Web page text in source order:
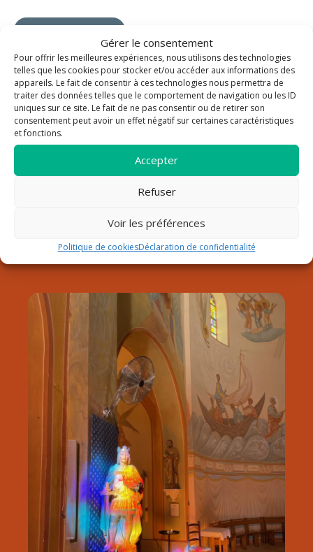
Gérer le consentement
Pour offrir les meilleures expériences, nous utilisons des technologies
telles que les cookies pour stocker et/ou accéder aux informations des
appareils. Le fait de consentir à ces technologies nous permettra de
traiter des données telles que le comportement de navigation ou les ID
uniques sur ce site. Le fait de ne pas consentir ou de retirer son
consentement peut avoir un effet négatif sur certaines caractéristiques
et fonctions.
Accepter
Refuser
Voir les préférences
Politique de cookiesDéclaration de confidentialité
La paroisse Saint Louis Roy
de France au Lavandou
diocèse de Fréjus-Toulon. Elle est sous la responsabilité du
Découvrir la paroisse